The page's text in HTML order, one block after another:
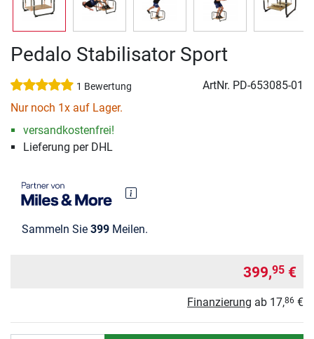
Pedalo Stabilisator Sport
1 Bewertung ArtNr. PD-653085-01
Nur noch 1x auf Lager.
versandkostenfrei!
Lieferung per DHL
Sammeln Sie 399 Meilen.
399,95 €
Finanzierung ab 17,86 €